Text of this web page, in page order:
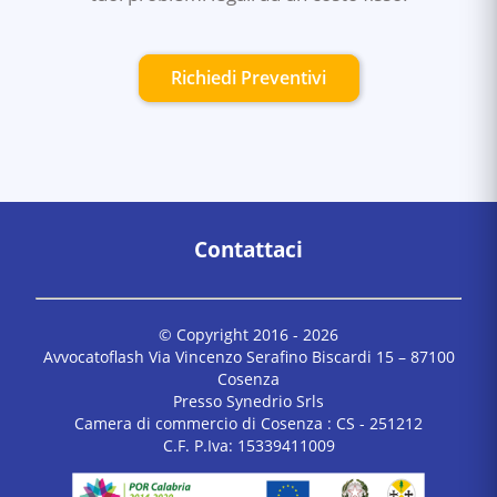
Richiedi Preventivi
Contattaci
© Copyright 2016 - 2026
Avvocatoflash Via Vincenzo Serafino Biscardi 15 – 87100
Cosenza
Presso Synedrio Srls
Camera di commercio di Cosenza : CS - 251212
C.F. P.Iva: 15339411009